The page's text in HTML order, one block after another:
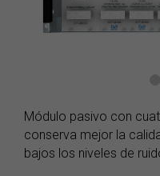
Módulo pasivo con
conserva mejor la
bajos los niveles de